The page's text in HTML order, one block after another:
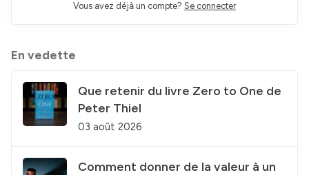
Vous avez déjà un compte? Se connecter
En vedette
Que retenir du livre Zero to One de
Peter Thiel
03 août 2026
Comment donner de la valeur à un